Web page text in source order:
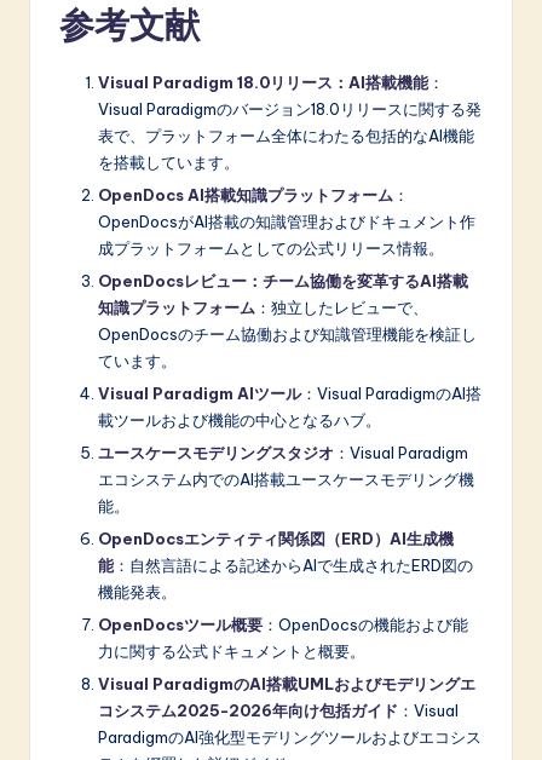
参考文献
Visual Paradigm 18.0リリース：AI搭載機能 ：
Visual Paradigmのバージョン18.0リリースに関する発
表で、プラットフォーム全体にわたる包括的なAI機能
を搭載しています。
OpenDocs AI搭載知識プラットフォーム ：
OpenDocsがAI搭載の知識管理およびドキュメント作
成プラットフォームとしての公式リリース情報。
OpenDocsレビュー：チーム協働を変革するAI搭載
知識プラットフォーム ：独立したレビューで、
OpenDocsのチーム協働および知識管理機能を検証し
ています。
Visual Paradigm AIツール：Visual ParadigmのAI搭
載ツールおよび機能の中心となるハブ。
ユースケースモデリングスタジオ ：Visual Paradigm
エコシステム内でのAI搭載ユースケースモデリング機
能。
OpenDocsエンティティ関係図（ERD）AI生成機
能 ：自然言語による記述からAIで生成されたERD図の
機能発表。
OpenDocsツール概要 ：OpenDocsの機能および能
力に関する公式ドキュメントと概要。
Visual ParadigmのAI搭載UMLおよびモデリングエ
コシステム2025-2026年向け包括ガイド ：Visual
ParadigmのAI強化型モデリングツールおよびエコシス